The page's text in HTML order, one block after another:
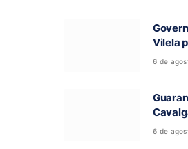
Vilela
e
Ronca
6 de
Fé
6 de